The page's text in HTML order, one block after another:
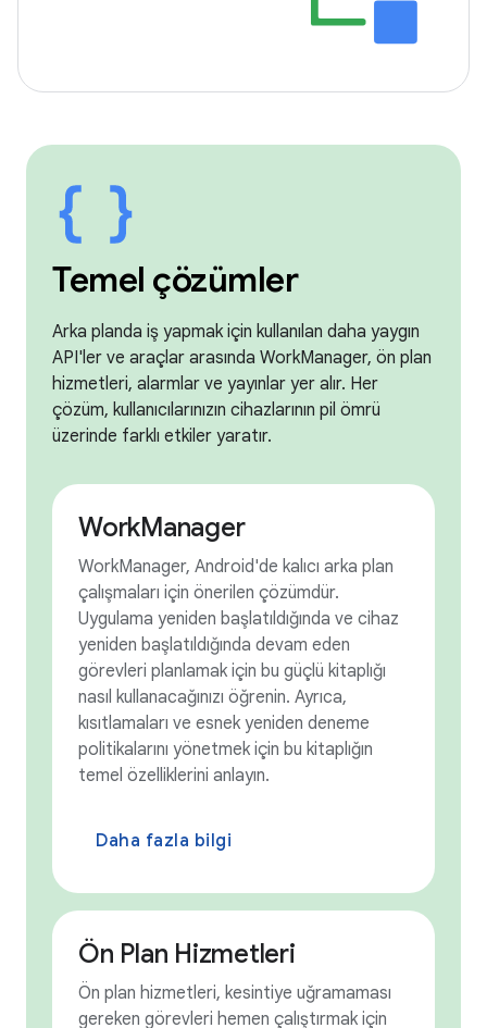
Temel çözümler
Arka planda iş yapmak için kullanılan daha yaygın
API'ler ve araçlar arasında WorkManager, ön plan
hizmetleri, alarmlar ve yayınlar yer alır. Her
çözüm, kullanıcılarınızın cihazlarının pil ömrü
üzerinde farklı etkiler yaratır.
WorkManager
WorkManager, Android'de kalıcı arka plan
çalışmaları için önerilen çözümdür.
Uygulama yeniden başlatıldığında ve cihaz
yeniden başlatıldığında devam eden
görevleri planlamak için bu güçlü kitaplığı
nasıl kullanacağınızı öğrenin. Ayrıca,
kısıtlamaları ve esnek yeniden deneme
politikalarını yönetmek için bu kitaplığın
temel özelliklerini anlayın.
Daha fazla bilgi
Ön Plan Hizmetleri
Ön plan hizmetleri, kesintiye uğramaması
gereken görevleri hemen çalıştırmak için